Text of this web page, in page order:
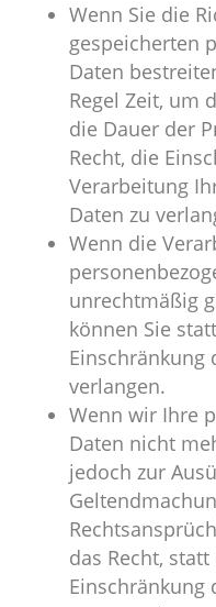
Wenn Sie die
gespeicherten
Daten
Regel Zeit, um
die Dauer der
Recht, die
Verarbeitung
Daten zu
Wenn die
unrechtmäßig
können Sie
Einschränkung
verlangen.
Wenn wir Ihre
Daten nicht
jedoch zur
das Recht,
Einschränkung